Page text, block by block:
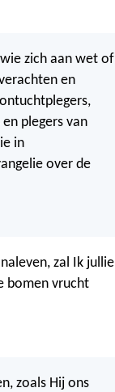
zich aan wet of
en
plegers van
in
over de
zal Ik jullie
bomen vrucht
zoals Hij ons